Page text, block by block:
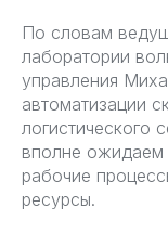
По словам
лаборатории
управления
автоматизации
логистического
вполне ожидаем
рабочие
ресурсы.